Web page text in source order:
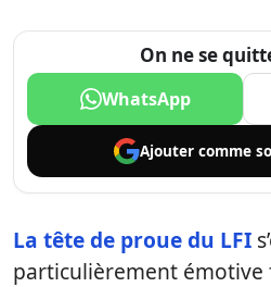
On ne se
WhatsApp
Ajouter comme
La tête de proue du LFI
particulièrement émotive